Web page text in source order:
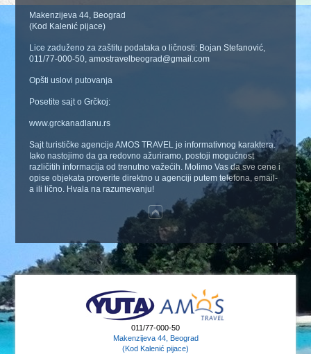
Makenzijeva 44, Beograd
(Kod Kalenić pijace)
Lice zaduženo za zaštitu podataka o ličnosti: Bojan Stefanović,
011/77-000-50, amostravelbeograd@gmail.com
Opšti uslovi putovanja
Posetite sajt o Grčkoj:
www.grckanadlanu.rs
Sajt turističke agencije AMOS TRAVEL je informativnog karaktera.
Iako nastojimo da ga redovno ažuriramo, postoji mogućnost
različitih informacija od trenutno važećih. Molimo Vas da sve cene i
opise objekata proverite direktno u agenciji putem telefona, email-
a ili lično. Hvala na razumevanju!
011/77-000-50
Makenzijeva 44, Beograd
(Kod Kalenić pijace)